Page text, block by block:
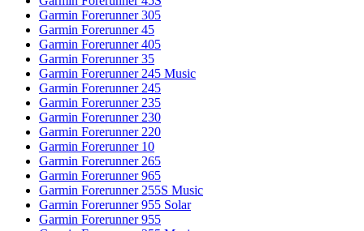
Garmin Forerunner 305
Garmin Forerunner 45
Garmin Forerunner 405
Garmin Forerunner 35
Garmin Forerunner 245 Music
Garmin Forerunner 245
Garmin Forerunner 235
Garmin Forerunner 230
Garmin Forerunner 220
Garmin Forerunner 10
Garmin Forerunner 265
Garmin Forerunner 965
Garmin Forerunner 255S Music
Garmin Forerunner 955 Solar
Garmin Forerunner 955